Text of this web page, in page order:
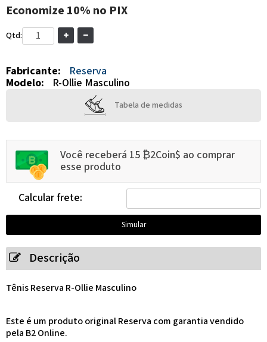
Economize 10% no PIX
Qtd:
Fabricante:
Reserva
Modelo:
R-Ollie Masculino
Tabela de medidas
Você receberá 15 ₿2Coin$ ao comprar
esse produto
Calcular frete:
Descrição
Tênis Reserva R-Ollie Masculino
Este é um produto original Reserva com garantia vendido
pela B2 Online.